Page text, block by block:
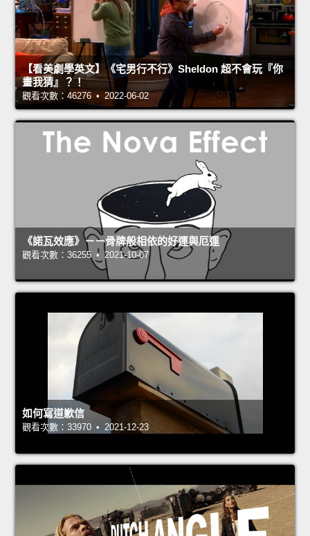
【看美劇學英文】《宅男行不行》Sheldon 超不會玩『你
畫我猜』？！
觀看次數：46276 • 2022-06-02
《諾瓦效應》－－骨牌般相依的好運與厄運
觀看次數：36255 • 2021-10-07
如何寫道歉信
觀看次數：33970 • 2021-12-23